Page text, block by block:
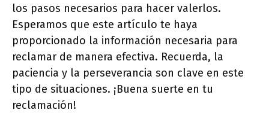
los pasos necesarios para hacer valerlos.
Esperamos que este artículo te haya
proporcionado la información necesaria para
reclamar de manera efectiva. Recuerda, la
paciencia y la perseverancia son clave en este
tipo de situaciones. ¡Buena suerte en tu
reclamación!